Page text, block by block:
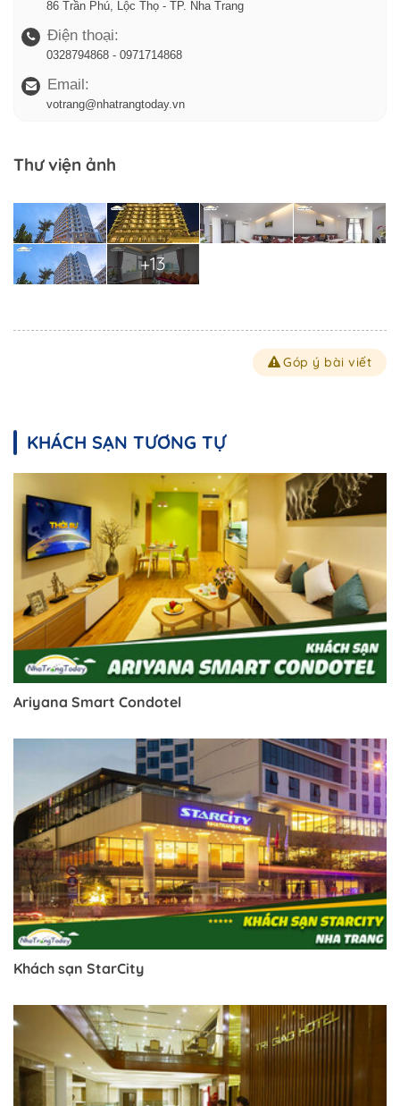
86 Trần Phú, Lộc Thọ - TP. Nha Trang
Điện thoại:
0328794868 - 0971714868
Email:
votrang@nhatrangtoday.vn
Thư viện ảnh
+13
Góp ý bài viết
KHÁCH SẠN TƯƠNG TỰ
Ariyana Smart Condotel
Khách sạn StarCity